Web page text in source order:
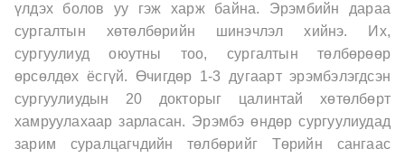
үлдэх болов уу гэж харж байна. Эрэмбийн дараа
сургалтын хөтөлбөрийн шинэчлэл хийнэ. Их,
сургуулиуд оюутны тоо, сургалтын төлбөрөөр
өрсөлдөх ёсгүй. Өчигдөр 1-3 дугаарт эрэмбэлэгдсэн
сургуулиудын 20 докторыг цалинтай хөтөлбөрт
хамруулахаар зарласан. Эрэмбэ өндөр сургуулиудад
зарим суралцагчдийн төлбөрийг Төрийн сангаас